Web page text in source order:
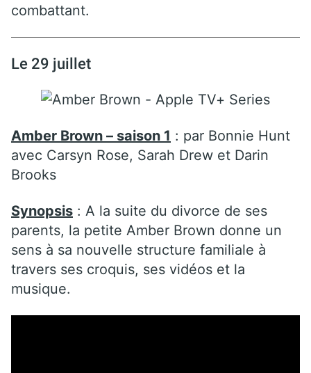
combattant.
Le 29 juillet
Amber Brown – saison 1 : par Bonnie Hunt
avec Carsyn Rose, Sarah Drew et Darin
Brooks
Synopsis : A la suite du divorce de ses
parents, la petite Amber Brown donne un
sens à sa nouvelle structure familiale à
travers ses croquis, ses vidéos et la
musique.